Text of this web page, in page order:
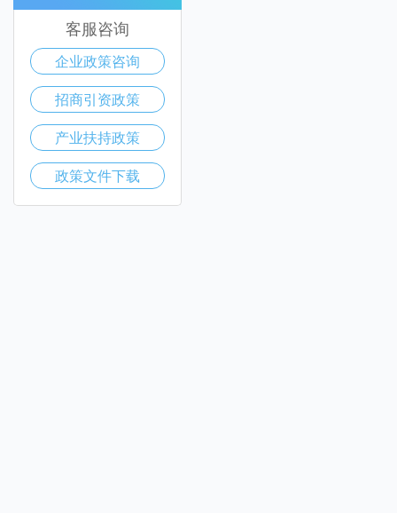
客服咨询
企业政策咨询
招商引资政策
产业扶持政策
政策文件下载